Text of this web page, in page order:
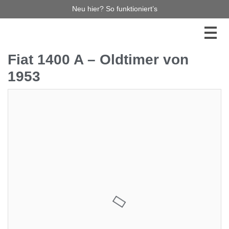
Fiat 1400 A – Oldtimer von
1953
Traumauto bereits dabei! Verpassen Sie keinen
Neu hier? So funktioniert’s